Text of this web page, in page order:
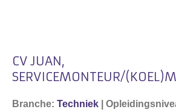
CV JUAN,
SERVICEMONTEUR/
Branche: Techniek |